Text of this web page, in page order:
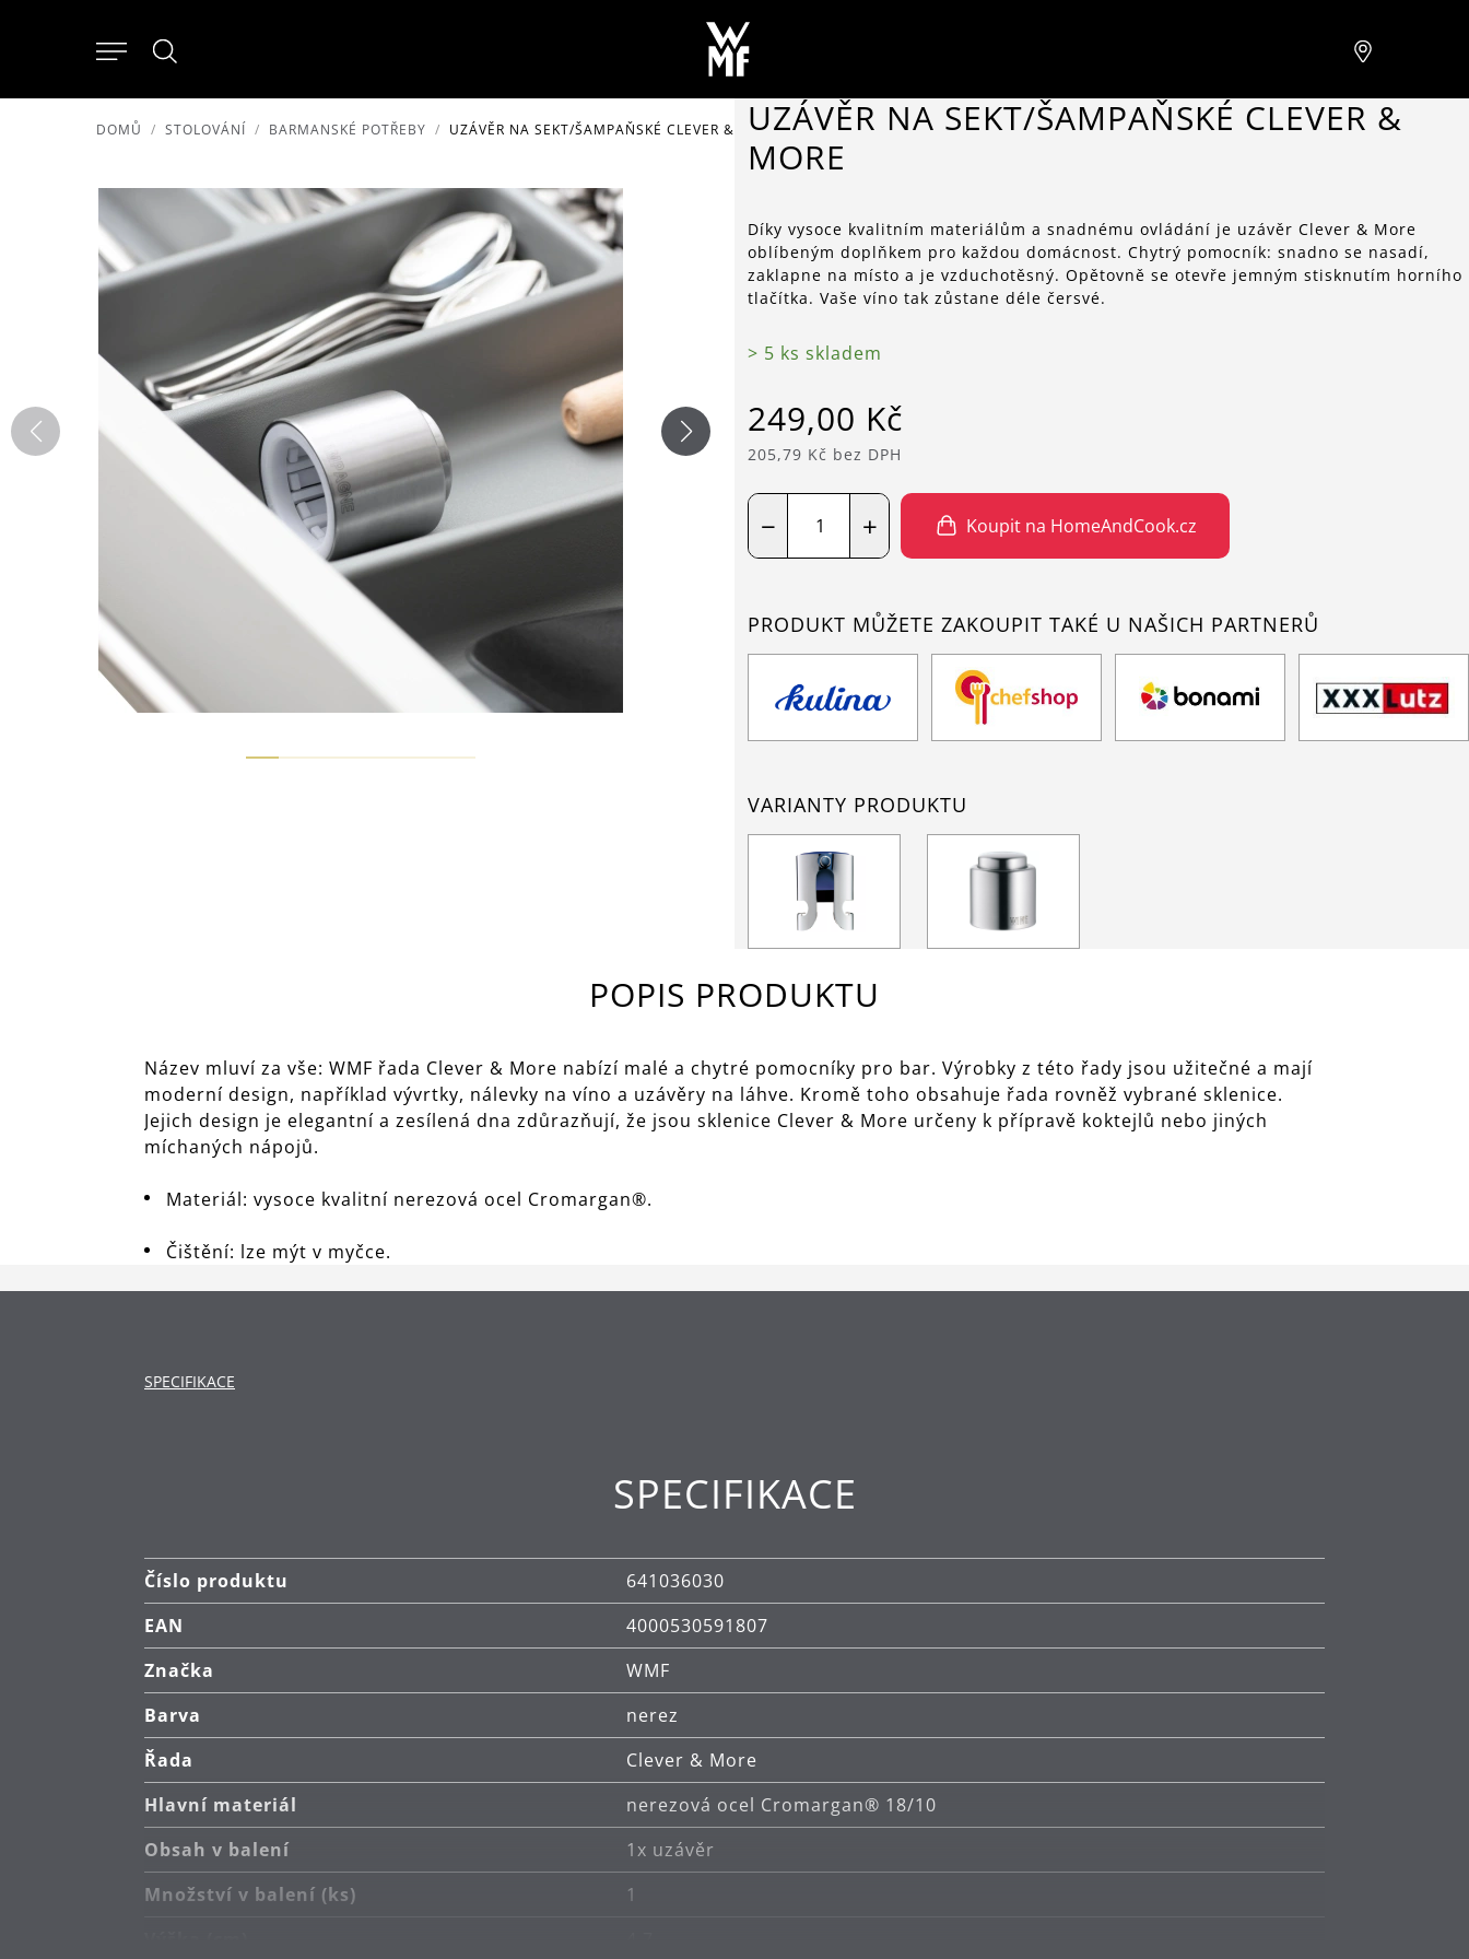
DOMŮ STOLOVÁNÍ BARMANSKÉ POTŘEBY UZÁVĚR NA SEKT/ŠAMPAŇSKÉ CLEVER & MOREUZÁVĚR NA SEKT/ŠAMPAŇSKÉ CLEVER &
MORE
Díky vysoce kvalitním materiálům a snadnému ovládání je uzávěr Clever & More
oblíbeným doplňkem pro každou domácnost. Chytrý pomocník: snadno se nasadí,
zaklapne na místo a je vzduchotěsný. Opětovně se otevře jemným stisknutím horního
tlačítka. Vaše víno tak zůstane déle čersvé.
> 5 ks skladem
249,00 Kč
205,79 Kč bez DPH
+
− Koupit na HomeAndCook.cz
PRODUKT MŮŽETE ZAKOUPIT TAKÉ U NAŠICH PARTNERŮ
VARIANTY PRODUKTU
POPIS PRODUKTU
Název mluví za vše: WMF řada Clever & More nabízí malé a chytré pomocníky pro bar. Výrobky z této řady jsou užitečné a mají
moderní design, například vývrtky, nálevky na víno a uzávěry na láhve. Kromě toho obsahuje řada rovněž vybrané sklenice.
Jejich design je elegantní a zesílená dna zdůrazňují, že jsou sklenice Clever & More určeny k přípravě koktejlů nebo jiných
míchaných nápojů.
Materiál: vysoce kvalitní nerezová ocel Cromargan®.
Čištění: lze mýt v myčce.
SPECIFIKACE
SPECIFIKACE
Číslo produktu
641036030
EAN
4000530591807
Značka
WMF
Barva
nerez
Řada
Clever & More
Hlavní materiál
nerezová ocel Cromargan® 18/10
Obsah v balení
1x uzávěr
Množství v balení (ks)
1